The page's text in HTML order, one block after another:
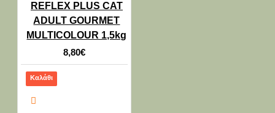
REFLEX PLUS CAT
ADULT GOURMET
MULTICOLOUR 1,5kg
8,80€
Καλάθι